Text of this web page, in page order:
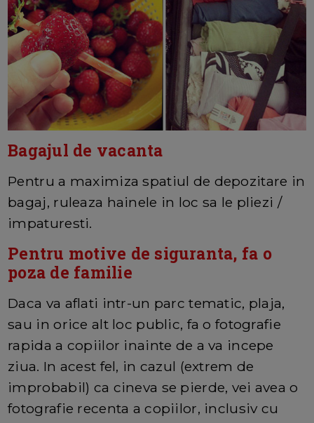
Bagajul de vacanta
Pentru a maximiza spatiul de depozitare in
bagaj, ruleaza hainele in loc sa le pliezi /
impaturesti.
Pentru motive de siguranta, fa o
poza de familie
Daca va aflati intr-un parc tematic, plaja,
sau in orice alt loc public, fa o fotografie
rapida a copiilor inainte de a va incepe
ziua. In acest fel, in cazul (extrem de
improbabil) ca cineva se pierde, vei avea o
fotografie recenta a copiilor, inclusiv cu